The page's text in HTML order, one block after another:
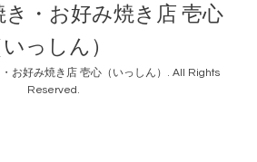
き・お好み焼き店 壱心
いっしん）
お好み焼き店 壱心（いっしん） . All Rights
Reserved.